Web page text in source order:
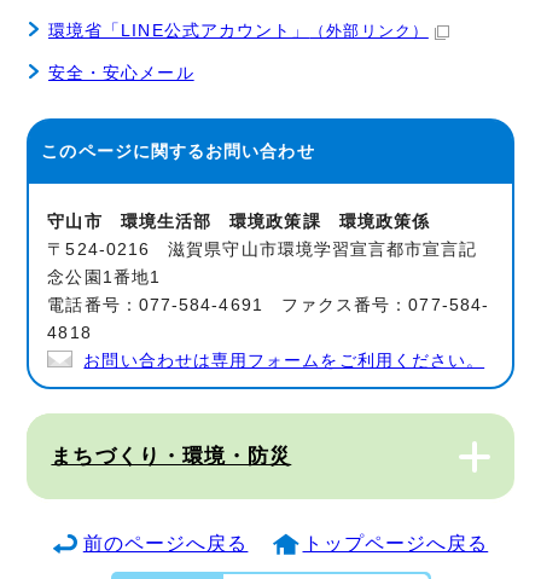
環境省「LINE公式アカウント」 （外部リンク）
安全・安心メール
このページに関するお問い合わせ
守山市 環境生活部 環境政策課 環境政策係
〒524-0216 滋賀県守山市環境学習宣言都市宣言記
念公園1番地1
電話番号：077-584-4691 ファクス番号：077-584-
4818
お問い合わせは専用フォームをご利用ください。
まちづくり・環境・防災
前のページへ戻る トップページへ戻る